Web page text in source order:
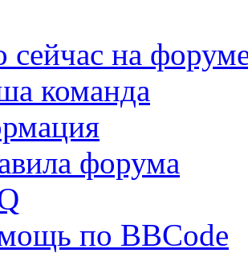
сейчас на
команда
форума
по BBCode